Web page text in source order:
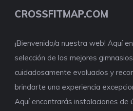
CROSSFITMAP.COM
¡Bienvenido/a nuestra web! Aquí
selección de los mejores
cuidadosamente evaluados y
brindarte una experiencia
Aquí encontrarás instalaciones de